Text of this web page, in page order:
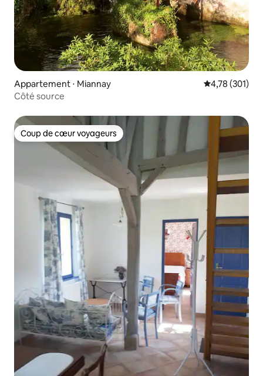
Appartement ⋅ Miannay Évaluation
4,78 (301)
Côté source
Coup de cœur voyageurs
Coup de cœur voyageurs